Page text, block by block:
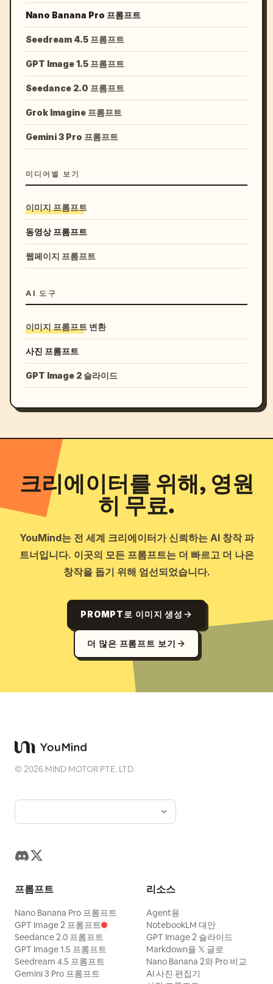
Nano Banana Pro 프롬프트
Seedream 4.5 프롬프트
GPT Image 1.5 프롬프트
Seedance 2.0 프롬프트
Grok Imagine 프롬프트
Gemini 3 Pro 프롬프트
미디어별 보기
이미지 프롬프트
동영상 프롬프트
웹페이지 프롬프트
AI 도구
이미지 프롬프트 변환
사진 프롬프트
GPT Image 2 슬라이드
크리에이터를 위해, 영원
히 무료.
YouMind는 전 세계 크리에이터가 신뢰하는 AI 창작 파
트너입니다. 이곳의 모든 프롬프트는 더 빠르고 더 나은
창작을 돕기 위해 엄선되었습니다.
PROMPT로 이미지 생성
더 많은 프롬프트 보기
©2026 MIND MOTOR PTE. LTD.
프롬프트
Nano Banana Pro 프롬프트
GPT Image 2 프롬프트
Seedance 2.0 프롬프트
GPT Image 1.5 프롬프트
Seedream 4.5 프롬프트
Gemini 3 Pro 프롬프트
리소스
Agent용
NotebookLM 대안
GPT Image 2 슬라이드
Markdown을 𝕏 글로
Nano Banana 2와 Pro 비교
AI 사진 편집기